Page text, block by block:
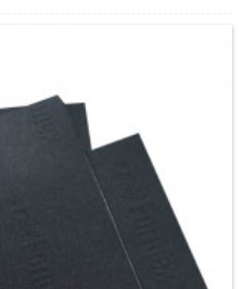
fornece uma solução
a aplicação requer um
oferece tolerância de
o material da série GL tem
indústrias de EV, como EV
de energia EV,
na fita GBS, estamos
GL-10 e GL-17 em
serviço de corte e
dos clientes.